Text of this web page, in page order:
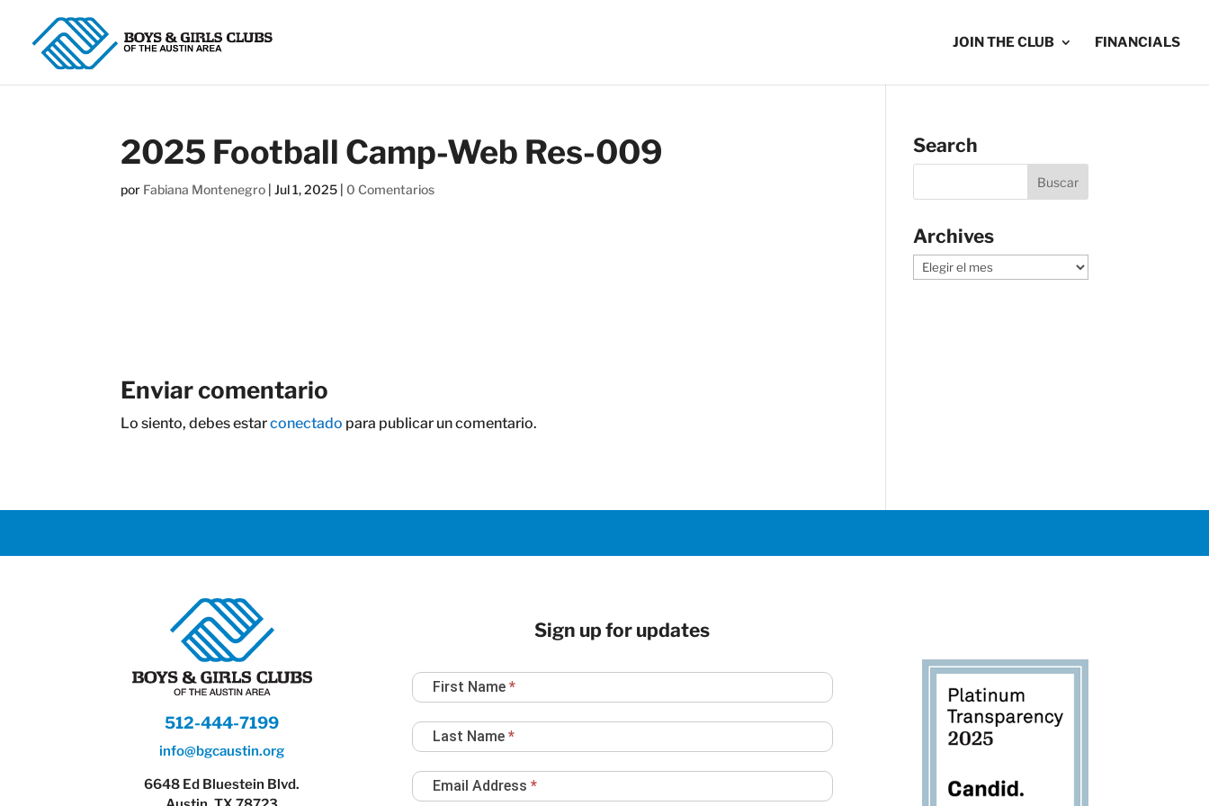
JOIN THE CLUB FINANCIALS
2025 Football Camp-Web Res-009
por Fabiana Montenegro |Jul 1, 2025 | 0 Comentarios
Enviar comentario
Lo siento, debes estarconectado para publicar un comentario.
Search
Archives
Archives
512-444-7199
info@bgcaustin.org
6648 Ed Bluestein Blvd.
Sign up for updates
Newsletter
Sign
Up
First Name *
Last Name *
Email Address *